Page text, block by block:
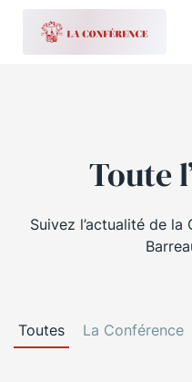
Toute
Suivez l’actualité de
Toutes La Conférence